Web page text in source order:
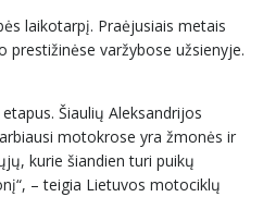
laikotarpį. Praėjusiais metais
prestižinėse varžybose užsienyje.
Šiaulių Aleksandrijos
motokrose yra žmonės ir
kurie šiandien turi puikų
– teigia Lietuvos motociklų